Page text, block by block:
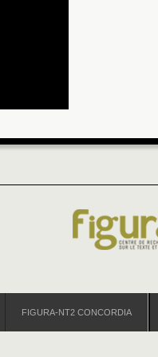
FIGURA-NT2 CONCORDIA